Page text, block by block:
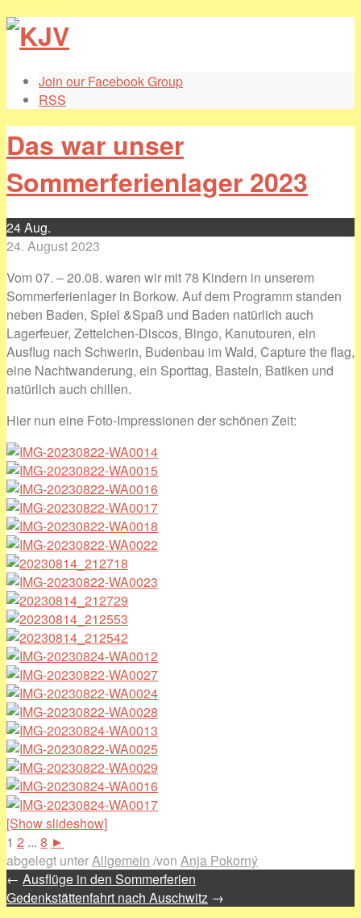
Join our Facebook Group
RSS
Das war unser
Sommerferienlager 2023
24Aug.
24. August 2023
Vom 07. – 20.08. waren wir mit 78 Kindern in unserem
Sommerferienlager in Borkow. Auf dem Programm standen
neben Baden, Spiel &Spaß und Baden natürlich auch
Lagerfeuer, Zettelchen-Discos, Bingo, Kanutouren, ein
Ausflug nach Schwerin, Budenbau im Wald, Capture the flag,
eine Nachtwanderung, ein Sporttag, Basteln, Batiken und
natürlich auch chillen.
Hier nun eine Foto-Impressionen der schönen Zeit:
[Show slideshow]
1 2 ... 8 ►
abgelegt unterAllgemein /von Anja Pokorný
← Ausflüge in den Sommerferien
Gedenkstättenfahrt nach Auschwitz →